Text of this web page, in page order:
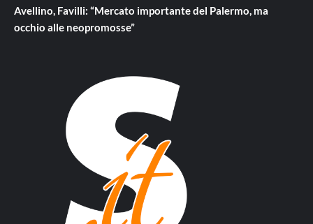
Avellino, Favilli: “Mercato importante del Palermo, ma
occhio alle neopromosse”